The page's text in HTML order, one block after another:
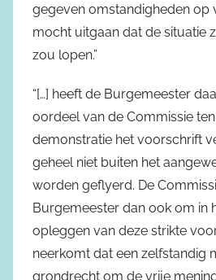
gegeven omstandigheden op
mocht uitgaan dat de situatie
zou lopen.”
“[…] heeft de Burgemeester
oordeel van de Commissie
demonstratie het voorschrift
geheel niet buiten het
worden geflyerd. De
Burgemeester dan ook om in
opleggen van deze strikte
neerkomt dat een zelfstandig
grondrecht om de vrije